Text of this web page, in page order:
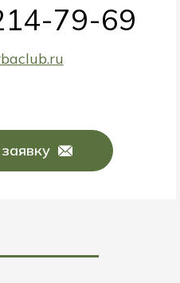
79-69